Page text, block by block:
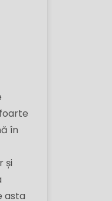
în
și
asta